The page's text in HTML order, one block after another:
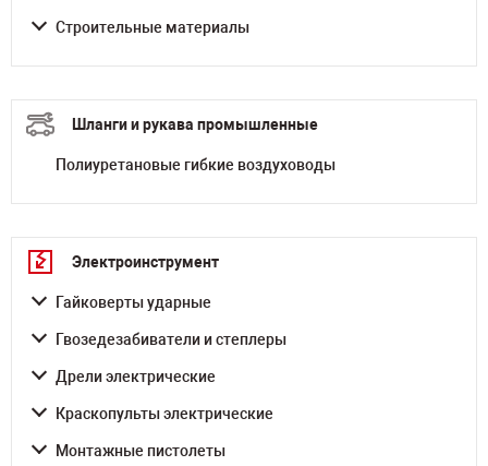
Строительные материалы
Шланги и рукава промышленные
Полиуретановые гибкие воздуховоды
Электроинструмент
Гайковерты ударные
Гвозедезабиватели и степлеры
Дрели электрические
Краскопульты электрические
Монтажные пистолеты